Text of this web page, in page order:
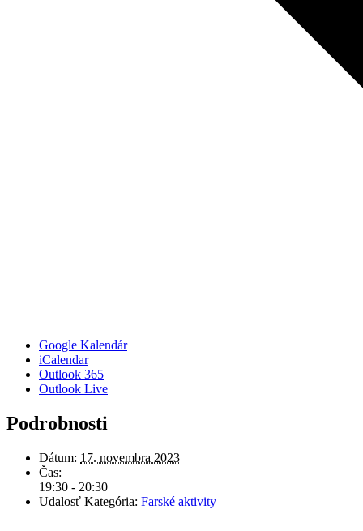
Google Kalendár
iCalendar
Outlook 365
Outlook Live
Podrobnosti
Dátum: 17. novembra 2023
Čas:
19:30 - 20:30
Udalosť Kategória: Farské aktivity